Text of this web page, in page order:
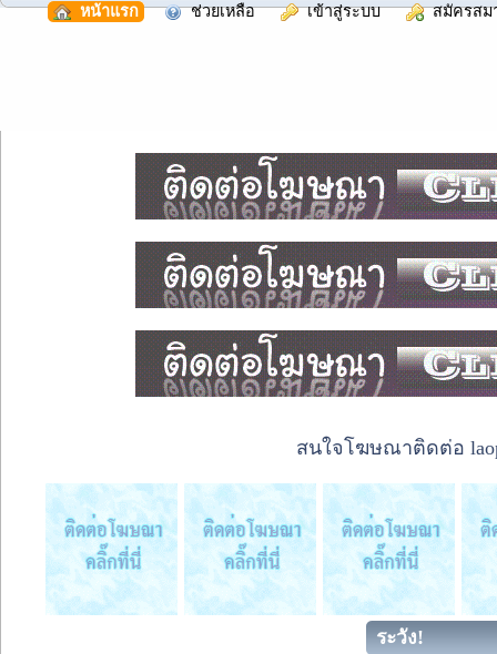
หน้าแรก ช่วยเหลือ เข้าสู่ระบบ สมัครสม
สนใจโฆษณาติดต่อ
ระวัง!